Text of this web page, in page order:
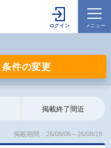
条件の変更
掲載終了間近
掲載期間：26/08/06～26/08/19